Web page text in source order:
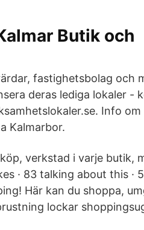
Butik och
fastighetsbolag och
deras lediga lokaler -
Info om
Kalmarbor.
verkstad i varje butik,
· 83 talking about this ·
Här kan du shoppa,
lockar